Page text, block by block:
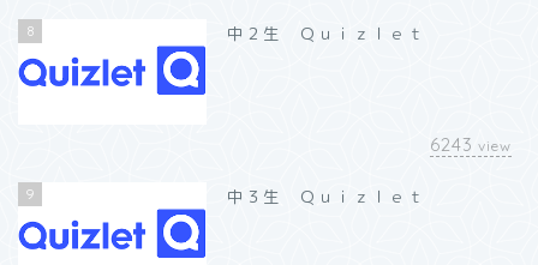
8 中２生 Ｑｕｉｚｌｅｔ
6243 view
9 中３生 Ｑｕｉｚｌｅｔ